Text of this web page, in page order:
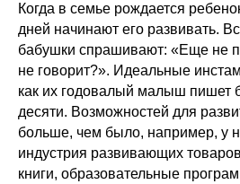
Когда в семье рождается
дней начинают его развивать.
бабушки спрашивают: «Еще не
не говорит?». Идеальные
как их годовалый малыш пишет
десяти. Возможностей для
больше, чем было, например, у
индустрия развивающих
книги, образовательные